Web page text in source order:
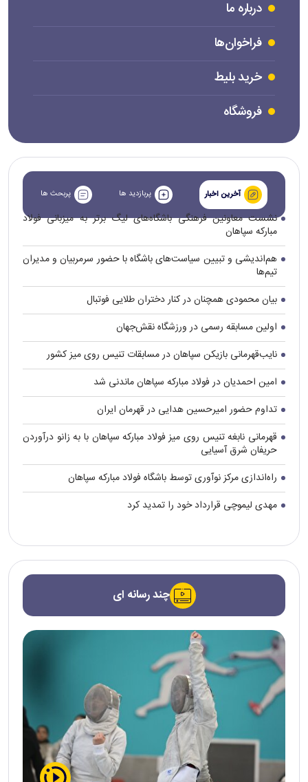
درباره ما
فراخوان‌ها
خرید بلیط
فروشگاه
آخرین اخبار پربازدید ها پربحث ها
نشست معاونین فرهنگی باشگاه‌های لیگ برتر به میزبانی فولاد
مبارکه سپاهان
هم‌اندیشی و تبیین سیاست‌های باشگاه با حضور سرمربیان و مدیران
تیم‌ها
بیان محمودی همچنان در کنار دختران طلایی فوتبال
اولین مسابقه رسمی در ورزشگاه نقش‌جهان
نایب‌قهرمانی بازیکن سپاهان در مسابقات تنیس روی میز کشور
امین احمدیان در فولاد مبارکه سپاهان ماندنی شد
تداوم حضور امیرحسین هدایی در قهرمان ایران
قهرمانی نابغه تنیس روی میز فولاد مبارکه سپاهان با به زانو درآوردن
حریفان شرق آسیایی
راه‌اندازی مرکز نوآوری توسط باشگاه فولاد مبارکه سپاهان
مهدی لیموچی قرارداد خود را تمدید کرد
چند رسانه ای